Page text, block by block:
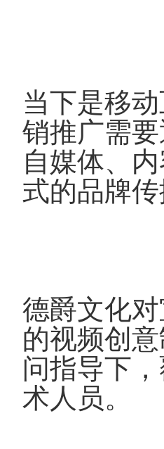
当下是移
销推广需
自媒体、
式的品牌
德爵文化
的视频创
问指导下
术人员。